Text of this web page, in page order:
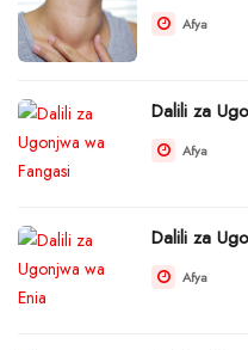
Afya
Dalili za
Afya
Dalili za
Afya